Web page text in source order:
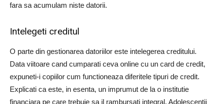
fara sa acumulam niste datorii.
Intelegeti creditul
O parte din gestionarea datoriilor este intelegerea creditului.
Data viitoare cand cumparati ceva online cu un card de credit,
expuneti-i copiilor cum functioneaza diferitele tipuri de credit.
Explicati ca este, in esenta, un imprumut de la o institutie
financiara pe care trebuie sa il rambursati integral. Adolescentii